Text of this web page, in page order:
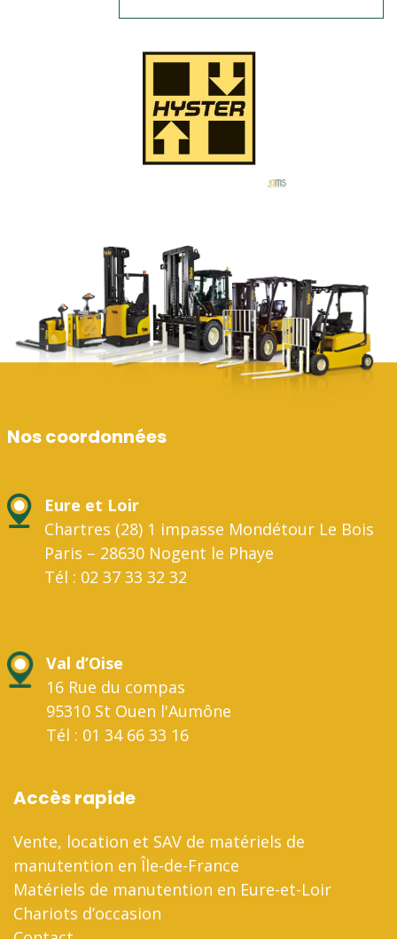
Nos coordonnées
Eure et Loir
Chartres (28) 1 impasse Mondétour Le Bois
Paris – 28630 Nogent le Phaye
Tél : 02 37 33 32 32
Val d’Oise
16 Rue du compas
95310 St Ouen l'Aumône
Tél : 01 34 66 33 16
Accès rapide
Vente, location et SAV de matériels de
manutention en Île-de-France
Matériels de manutention en Eure-et-Loir
Chariots d’occasion